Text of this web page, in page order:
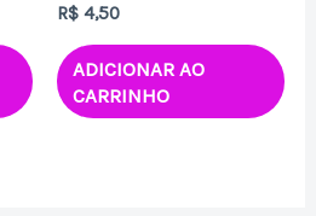
R$ 4,50
ADICIONAR AO
CARRINHO